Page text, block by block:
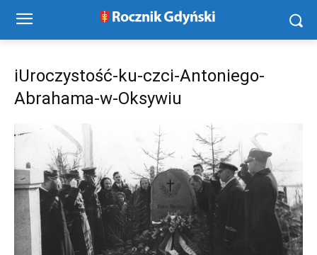
iUroczystość-ku-czci-Antoniego-
Abrahama-w-Oksywiu